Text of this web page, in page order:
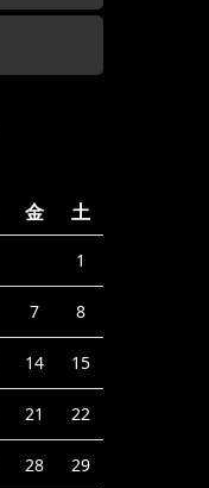
金 土
1
7 8
14 15
21 22
28 29